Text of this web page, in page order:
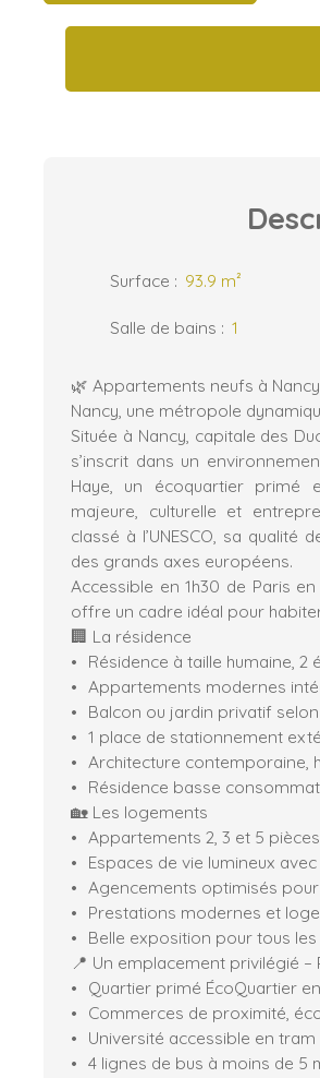
Surface : 93.9 m²
Salle de bains : 1
🌿 Appartements neufs à
Nancy, une métropole
Située à Nancy, capitale des
s’inscrit dans un
Haye, un écoquartier primé
majeure, culturelle et
classé à l’UNESCO, sa
des grands axes européens.
Accessible en 1h30 de Paris
offre un cadre idéal pour
🏢 La résidence
Résidence à taille humaine, 2
Appartements modernes
Balcon ou jardin privatif
1 place de stationnement
Architecture contemporaine,
Résidence basse
🏡 Les logements
Appartements 2, 3 et 5 pièces
Espaces de vie lumineux
Agencements optimisés
Prestations modernes et
Belle exposition pour tous
📍 Un emplacement privilégié –
Quartier primé ÉcoQuartier
Commerces de proximité,
Université accessible en tram
4 lignes de bus à moins de 5